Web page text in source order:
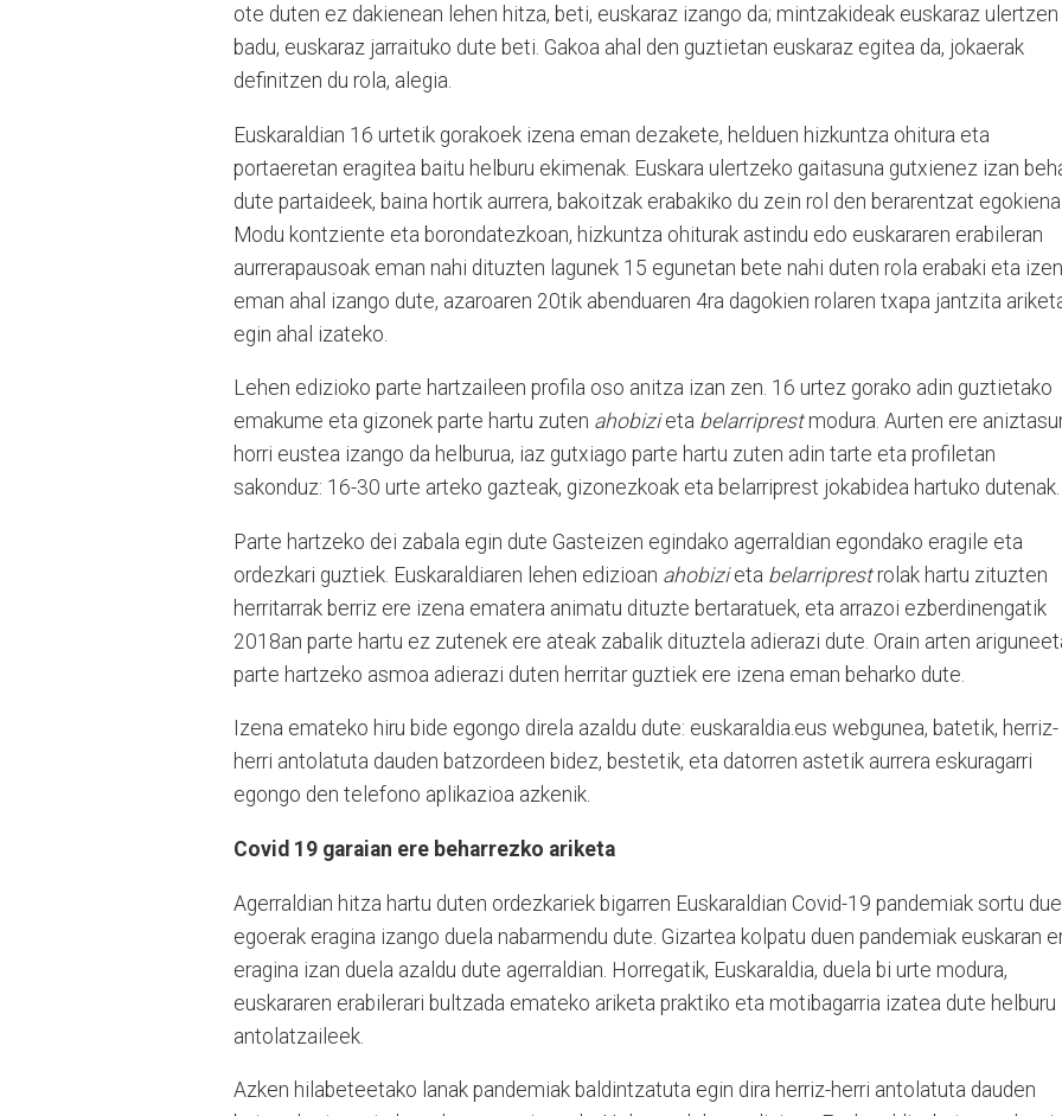
ote duten ez dakienean lehen hitza, beti, euskaraz izango da; mintzakideak euskaraz ulertzen
badu, euskaraz jarraituko dute beti. Gakoa ahal den guztietan euskaraz egitea da, jokaerak
definitzen du rola, alegia.
Euskaraldian 16 urtetik gorakoek izena eman dezakete, helduen hizkuntza ohitura eta
portaeretan eragitea baitu helburu ekimenak. Euskara ulertzeko gaitasuna gutxienez izan
dute partaideek, baina hortik aurrera, bakoitzak erabakiko du zein rol den berarentzat
Modu kontziente eta borondatezkoan, hizkuntza ohiturak astindu edo euskararen erabileran
aurrerapausoak eman nahi dituzten lagunek 15 egunetan bete nahi duten rola erabaki eta
eman ahal izango dute, azaroaren 20tik abenduaren 4ra dagokien rolaren txapa jantzita
egin ahal izateko.
Lehen edizioko parte hartzaileen profila oso anitza izan zen. 16 urtez gorako adin guztietako
emakume eta gizonek parte hartu zuten ahobizieta belarriprestmodura. Aurten ere
horri eustea izango da helburua, iaz gutxiago parte hartu zuten adin tarte eta profiletan
sakonduz: 16-30 urte arteko gazteak, gizonezkoak eta belarriprest jokabidea hartuko dutenak.
Parte hartzeko dei zabala egin dute Gasteizen egindako agerraldian egondako eragile eta
ordezkari guztiek. Euskaraldiaren lehen edizioan ahobizieta belarriprestrolak hartu zituzten
herritarrak berriz ere izena ematera animatu dituzte bertaratuek, eta arrazoi ezberdinengatik
2018an parte hartu ez zutenek ere ateak zabalik dituztela adierazi dute. Orain arten
parte hartzeko asmoa adierazi duten herritar guztiek ere izena eman beharko dute.
Izena emateko hiru bide egongo direla azaldu dute: euskaraldia.eus webgunea, batetik, herriz-
herri antolatuta dauden batzordeen bidez, bestetik, eta datorren astetik aurrera eskuragarri
egongo den telefono aplikazioa azkenik.
Covid 19 garaian ere beharrezko ariketa
Agerraldian hitza hartu duten ordezkariek bigarren Euskaraldian Covid-19 pandemiak sortu
egoerak eragina izango duela nabarmendu dute. Gizartea kolpatu duen pandemiak euskaran
eragina izan duela azaldu dute agerraldian. Horregatik, Euskaraldia, duela bi urte modura,
euskararen erabilerari bultzada emateko ariketa praktiko eta motibagarria izatea dute helburu
antolatzaileek.
Azken hilabeteetako lanak pandemiak baldintzatuta egin dira herriz-herri antolatuta dauden